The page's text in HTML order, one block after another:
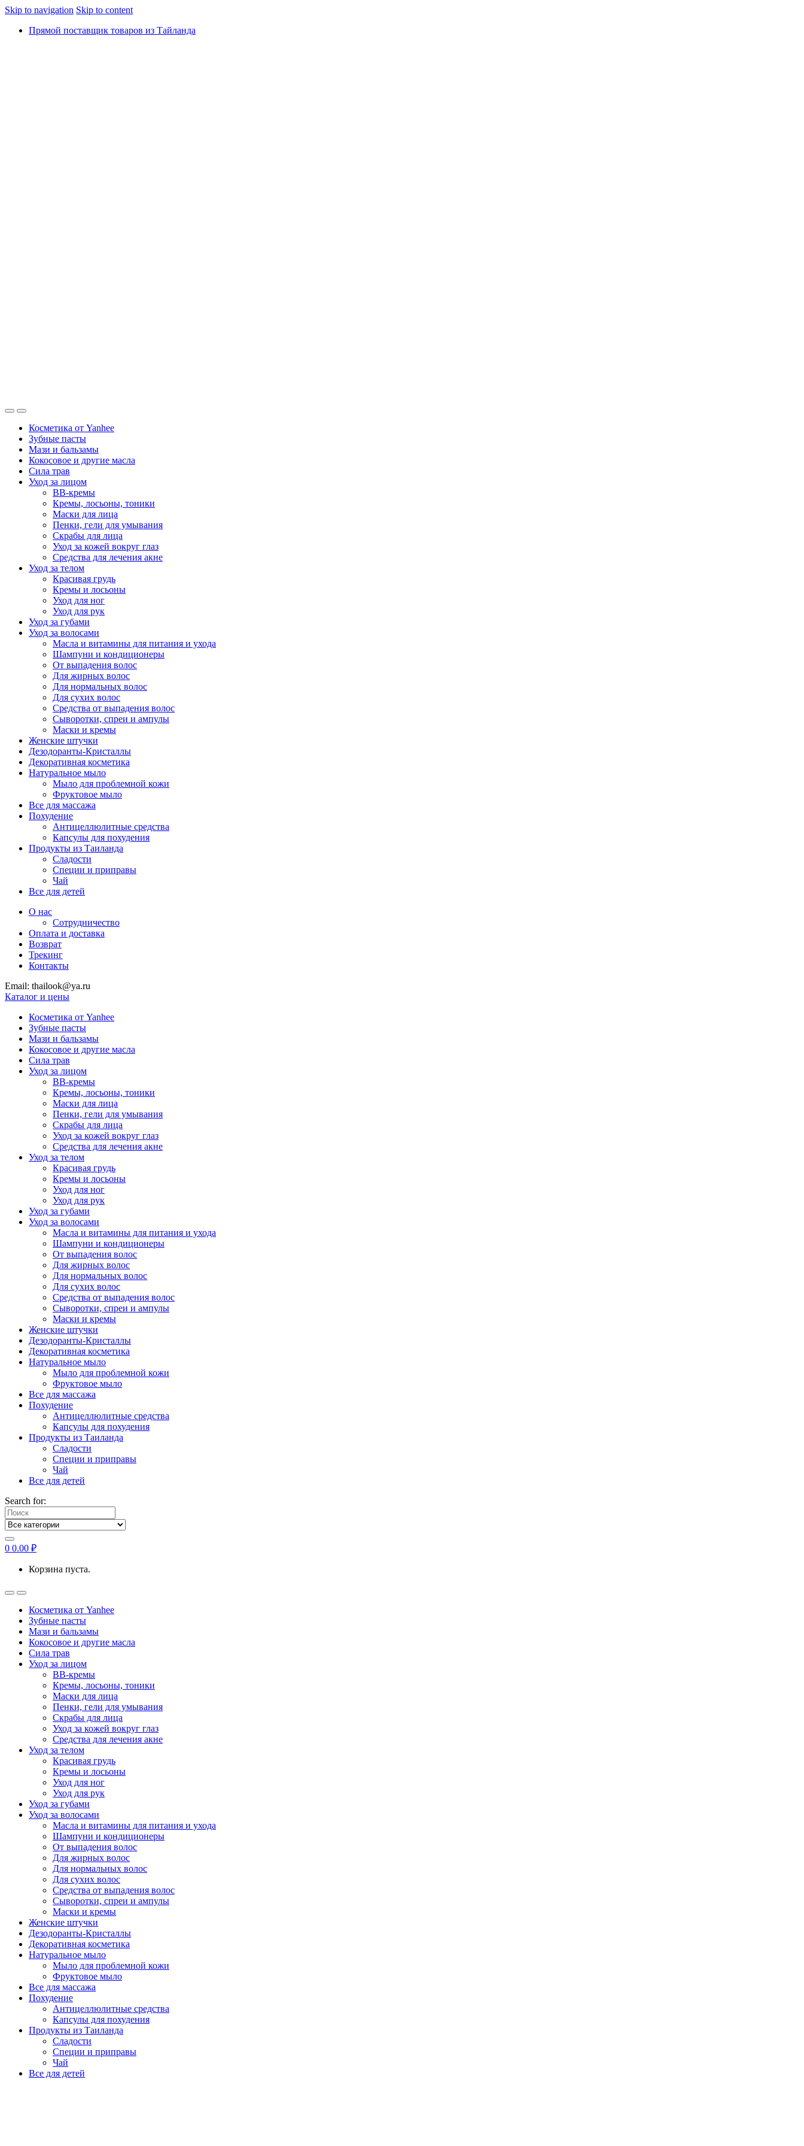
Skip to navigation Skip to content
Прямой поставщик товаров из Тайланда
Косметика от Yanhee
Зубные пасты
Мази и бальзамы
Кокосовое и другие масла
Сила трав
Уход за лицом
BB-кремы
Кремы, лосьоны, тоники
Маски для лица
Пенки, гели для умывания
Скрабы для лица
Уход за кожей вокруг глаз
Средства для лечения акне
Уход за телом
Красивая грудь
Кремы и лосьоны
Уход для ног
Уход для рук
Уход за губами
Уход за волосами
Масла и витамины для питания и ухода
Шампуни и кондиционеры
От выпадения волос
Для жирных волос
Для нормальных волос
Для сухих волос
Средства от выпадения волос
Сыворотки, спреи и ампулы
Маски и кремы
Женские штучки
Дезодоранты-Кристаллы
Декоративная косметика
Натуральное мыло
Мыло для проблемной кожи
Фруктовое мыло
Все для массажа
Похудение
Антицеллюлитные средства
Капсулы для похудения
Продукты из Таиланда
Сладости
Специи и приправы
Чай
Все для детей
О нас
Сотрудничество
Оплата и доставка
Возврат
Трекинг
Контакты
Email: thailook@ya.ru
Каталог и цены
Косметика от Yanhee
Зубные пасты
Мази и бальзамы
Кокосовое и другие масла
Сила трав
Уход за лицом
BB-кремы
Кремы, лосьоны, тоники
Маски для лица
Пенки, гели для умывания
Скрабы для лица
Уход за кожей вокруг глаз
Средства для лечения акне
Уход за телом
Красивая грудь
Кремы и лосьоны
Уход для ног
Уход для рук
Уход за губами
Уход за волосами
Масла и витамины для питания и ухода
Шампуни и кондиционеры
От выпадения волос
Для жирных волос
Для нормальных волос
Для сухих волос
Средства от выпадения волос
Сыворотки, спреи и ампулы
Маски и кремы
Женские штучки
Дезодоранты-Кристаллы
Декоративная косметика
Натуральное мыло
Мыло для проблемной кожи
Фруктовое мыло
Все для массажа
Похудение
Антицеллюлитные средства
Капсулы для похудения
Продукты из Таиланда
Сладости
Специи и приправы
Чай
Все для детей
Search for:
0 0.00 ₽
Корзина пуста.
Косметика от Yanhee
Зубные пасты
Мази и бальзамы
Кокосовое и другие масла
Сила трав
Уход за лицом
BB-кремы
Кремы, лосьоны, тоники
Маски для лица
Пенки, гели для умывания
Скрабы для лица
Уход за кожей вокруг глаз
Средства для лечения акне
Уход за телом
Красивая грудь
Кремы и лосьоны
Уход для ног
Уход для рук
Уход за губами
Уход за волосами
Масла и витамины для питания и ухода
Шампуни и кондиционеры
От выпадения волос
Для жирных волос
Для нормальных волос
Для сухих волос
Средства от выпадения волос
Сыворотки, спреи и ампулы
Маски и кремы
Женские штучки
Дезодоранты-Кристаллы
Декоративная косметика
Натуральное мыло
Мыло для проблемной кожи
Фруктовое мыло
Все для массажа
Похудение
Антицеллюлитные средства
Капсулы для похудения
Продукты из Таиланда
Сладости
Специи и приправы
Чай
Все для детей